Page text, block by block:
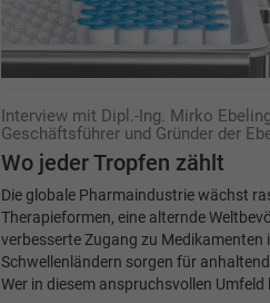
Interview mit Dipl.-Ing. Mirko
Geschäftsführer und Gründer der
Wo jeder Tropfen zählt
Die globale Pharmaindustrie wächst
Therapieformen, eine alternde
verbesserte Zugang zu Medikamenten
Schwellenländern sorgen für
Wer in diesem anspruchsvollen Umfeld